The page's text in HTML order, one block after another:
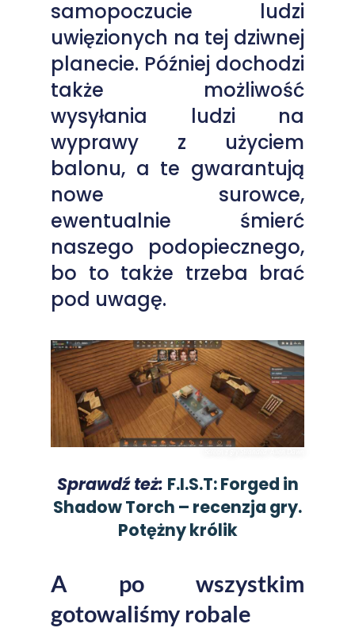
samopoczucie ludzi
uwięzionych na tej dziwnej
planecie. Później dochodzi
także możliwość
wysyłania ludzi na
wyprawy z użyciem
balonu, a te gwarantują
nowe surowce,
ewentualnie śmierć
naszego podopiecznego,
bo to także trzeba brać
pod uwagę.
Sprawdź też: F.I.S.T: Forged in
Shadow Torch – recenzja gry.
Potężny królik
A po wszystkim
gotowaliśmy robale